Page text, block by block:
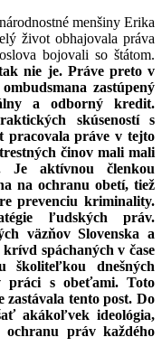
menšiny Erika
život obhajovala práva
bojovali so štátom.
nie je. Práve preto v
zastúpený
a odborný kredit.
skúseností s
pracovala práve v tejto
činov mali mali
Je aktívnou členkou
na ochranu obetí, tiež
prevenciu kriminality.
ľudských práv.
väzňov Slovenska a
spáchaných v čase
školiteľkou dnešných
práci s obeťami. Toto
tento post. Do
akákoľvek ideológia,
ochranu práv každého